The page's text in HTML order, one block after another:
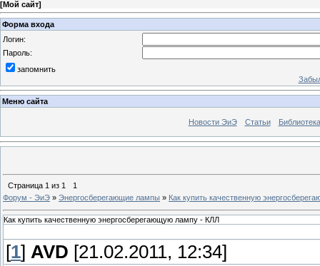
[Мой сайт]
Форма входа
Логин:
Пароль:
запомнить
Меню сайта
Новости ЭиЭ Статьи Библиотека
Страница 1 из 1
1
Форум - ЭиЭ » Энергосберегающие лампы » Как купить качественную
Как купить качественную энергосберегающую лампу - КЛЛ
[1] AVD [21.02.2011, 12:34]